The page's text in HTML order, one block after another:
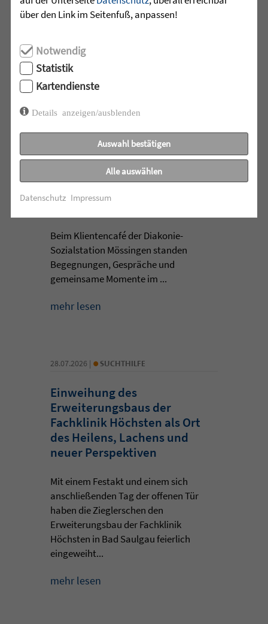
ganz besondere Zirkusluft: Gemeinsam
haben die Sprachheilschule Arnach der
und der Kindergarten Arnach ein
außergewöhnliches Zirkusprojekt mit
dem Zirkus ZappZarap aus Leverkusen
...
mehr lesen
• ALTENHILFE
Zeit füreinander
Beim Klientencafé der Diakonie-
Sozialstation Mössingen standen
Begegnungen, Gespräche und
gemeinsame Momente im ...
mehr lesen
28.07.2026 | • SUCHTHILFE
Einweihung des
Erweiterungsbaus der
Fachklinik Höchsten als Ort
des Heilens, Lachens und
neuer Perspektiven
Mit einem Festakt und einem sich
anschließenden Tag der offenen Tür
haben die Zieglerschen den
Erweiterungsbau der Fachklinik
Höchsten in Bad Saulgau feierlich
eingeweiht...
mehr lesen
über den Link im Seitenfuß, anpassen!
Notwendig
Statistik
Kartendienste
Details anzeigen/ausblenden
Auswahl bestätigen
Alle auswählen
Datenschutz Impressum